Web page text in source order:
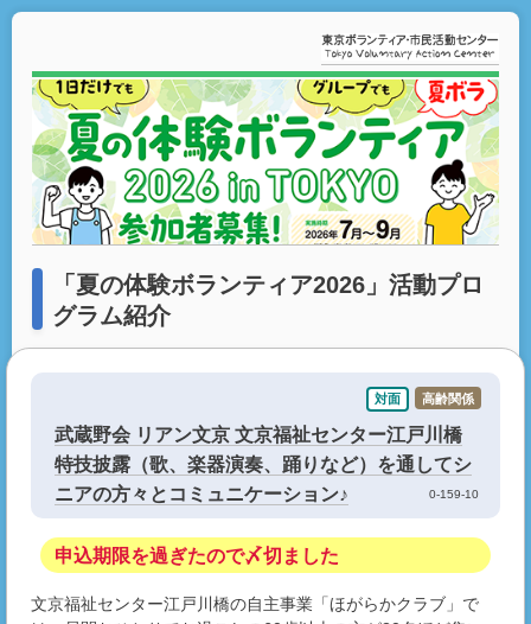
「夏の体験ボランティア2026」活動プロ
グラム紹介
0-159-10
高齢関係
対面
武蔵野会 リアン文京 文京福祉センター江戸川橋
特技披露（歌、楽器演奏、踊りなど）を通してシ
ニアの方々とコミュニケーション♪
申込期限を過ぎたので〆切ました
文京福祉センター江戸川橋の自主事業「ほがらかクラブ」で